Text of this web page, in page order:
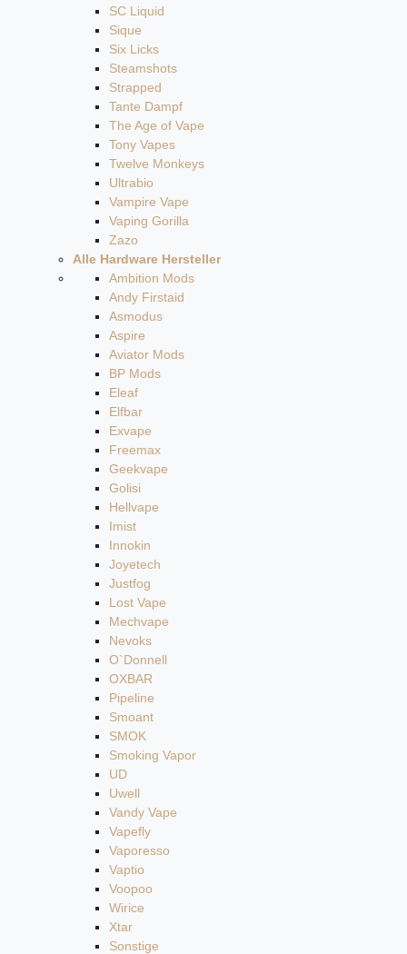
SC Liquid
Sique
Six Licks
Steamshots
Strapped
Tante Dampf
The Age of Vape
Tony Vapes
Twelve Monkeys
Ultrabio
Vampire Vape
Vaping Gorilla
Zazo
Alle Hardware Hersteller
Ambition Mods
Andy Firstaid
Asmodus
Aspire
Aviator Mods
BP Mods
Eleaf
Elfbar
Exvape
Freemax
Geekvape
Golisi
Hellvape
Imist
Innokin
Joyetech
Justfog
Lost Vape
Mechvape
Nevoks
O`Donnell
OXBAR
Pipeline
Smoant
SMOK
Smoking Vapor
UD
Uwell
Vandy Vape
Vapefly
Vaporesso
Vaptio
Voopoo
Wirice
Xtar
Sonstige